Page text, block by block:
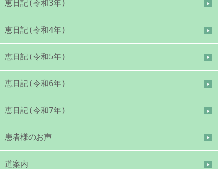
恵日記(令和3年)
恵日記(令和4年)
恵日記(令和5年)
恵日記(令和6年)
恵日記(令和7年)
患者様のお声
道案内